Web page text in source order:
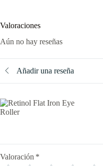
Valoraciones
Aún no hay reseñas
Añadir una reseña
Valoración *